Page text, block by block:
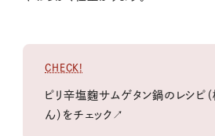
CHECK!
ピリ辛塩麴サムゲタン鍋のレシピ
ん）をチェック↗